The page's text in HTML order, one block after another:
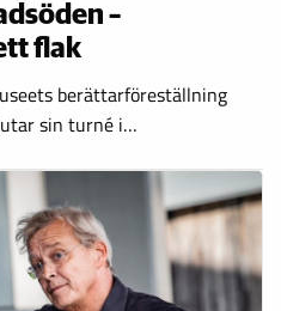
–
flak
berättarföreställning
sin turné i…